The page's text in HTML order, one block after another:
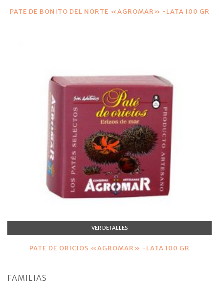
PATE DE BONITO DEL NORTE «AGROMAR» -LATA 100 GR
VER DETALLES
PATE DE ORICIOS «AGROMAR» -LATA 100 GR
FAMILIAS